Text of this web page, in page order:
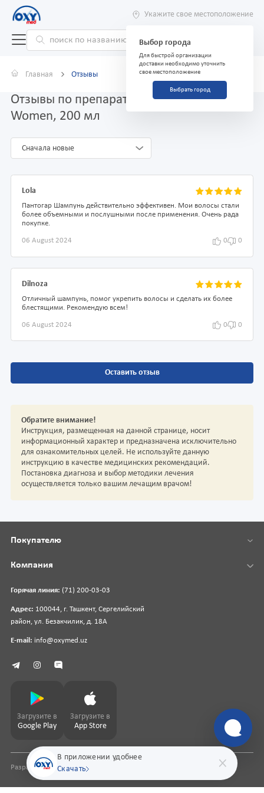
Укажите свое местоположение
Выбор города
Для быстрой организации
доставки необходимо уточнить
свое местоположение
Выбрать город
Главная Отзывы
Отзывы по препарату Пантогар Шампунь
Women, 200 мл
Сначала новые
Lola
Пантогар Шампунь действительно эффективен. Мои волосы стали
более объемными и послушными после применения. Очень рада
покупке.
06 August 2024 0 0
Dilnoza
Отличный шампунь, помог укрепить волосы и сделать их более
блестящими. Рекомендую всем!
06 August 2024 0 0
Оставить отзыв
Обратите внимание!
Инструкция, размещенная на данной странице, носит
информационный характер и предназначена исключительно
для ознакомительных целей. Не используйте данную
инструкцию в качестве медицинских рекомендаций.
Постановка диагноза и выбор методики лечения
осуществляется только вашим лечащим врачом!
В приложении удобнее
Скачать
Горячая линия: (71) 200-03-03
Адрес: 100044, г. Ташкент, Сергелийский
район, ул. Безакчилик, д. 18А
E-mail: info@oxymed.uz
Покупателю
Компания
Загрузите в
Google Play
Загрузите в
App Store
Разработка сайтаpharmit.uz